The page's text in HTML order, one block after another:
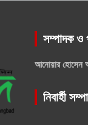
সম্পাদক ও
আনোয়ার হোসেন
নিবার্হী